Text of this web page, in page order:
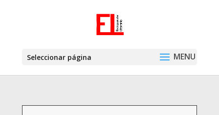
Seleccionar página